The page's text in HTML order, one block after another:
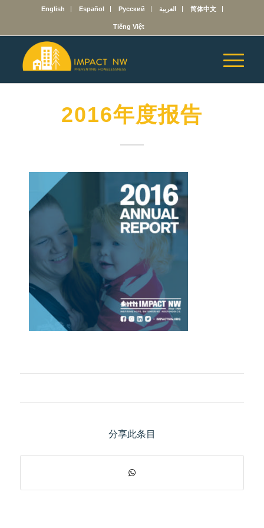
English Español Русский العربية 简体中文
Tiếng Việt
2016年度报告
分享此条目